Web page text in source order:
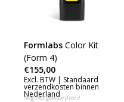
Formlabs Color Kit
(Form 4)
€155,00
Excl. BTW | Standaard
verzendkosten binnen
Nederland
Nog niet gewaardeerd